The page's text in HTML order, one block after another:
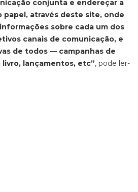
conjunta e endereçar a
papel, através deste site, onde
sobre cada um dos
canais de comunicação, e
de todos — campanhas de
lançamentos, etc”, pode ler-